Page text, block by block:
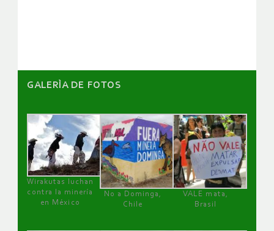
GALERÌA DE FOTOS
Wirakutas luchan
contra la minería
en México
No a Dominga,
Chile
VALE mata,
Brasil